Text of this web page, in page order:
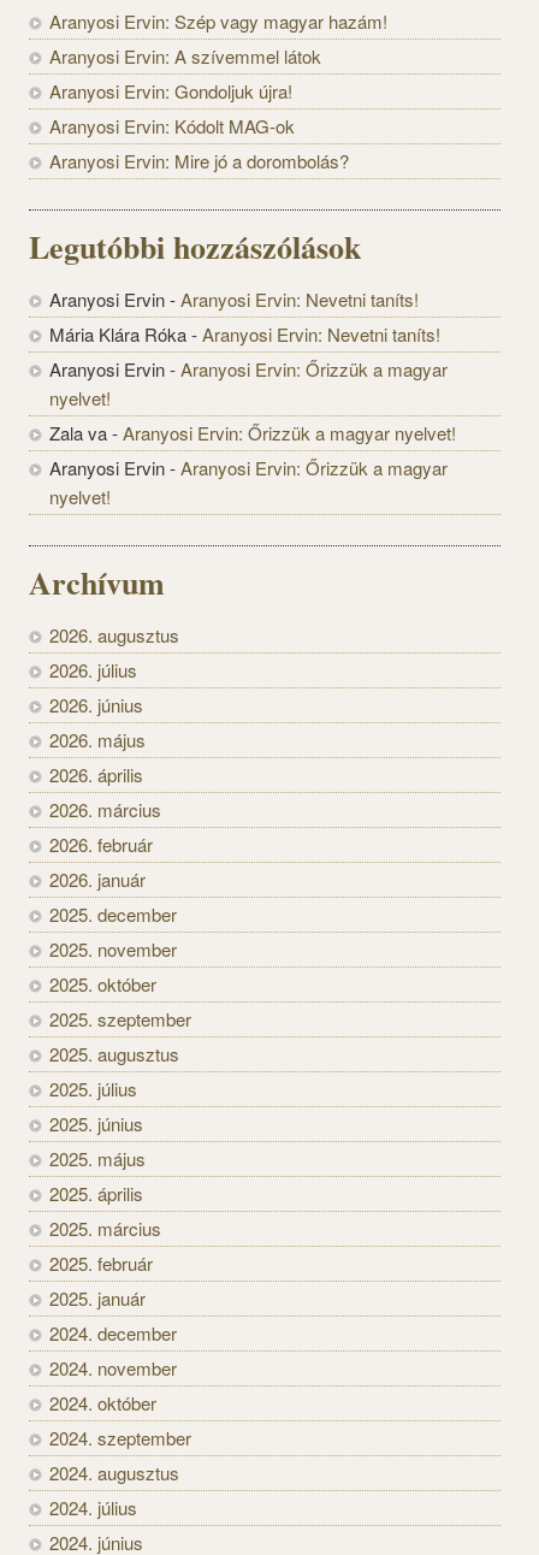
Aranyosi Ervin: Szép vagy magyar hazám!
Aranyosi Ervin: A szívemmel látok
Aranyosi Ervin: Gondoljuk újra!
Aranyosi Ervin: Kódolt MAG-ok
Aranyosi Ervin: Mire jó a dorombolás?
Legutóbbi hozzászólások
Aranyosi Ervin-Aranyosi Ervin: Nevetni taníts!
Mária Klára Róka-Aranyosi Ervin: Nevetni taníts!
Aranyosi Ervin-Aranyosi Ervin: Őrizzük a magyar
nyelvet!
Zala va-Aranyosi Ervin: Őrizzük a magyar nyelvet!
Aranyosi Ervin-Aranyosi Ervin: Őrizzük a magyar
nyelvet!
Archívum
2026. augusztus
2026. július
2026. június
2026. május
2026. április
2026. március
2026. február
2026. január
2025. december
2025. november
2025. október
2025. szeptember
2025. augusztus
2025. július
2025. június
2025. május
2025. április
2025. március
2025. február
2025. január
2024. december
2024. november
2024. október
2024. szeptember
2024. augusztus
2024. július
2024. június